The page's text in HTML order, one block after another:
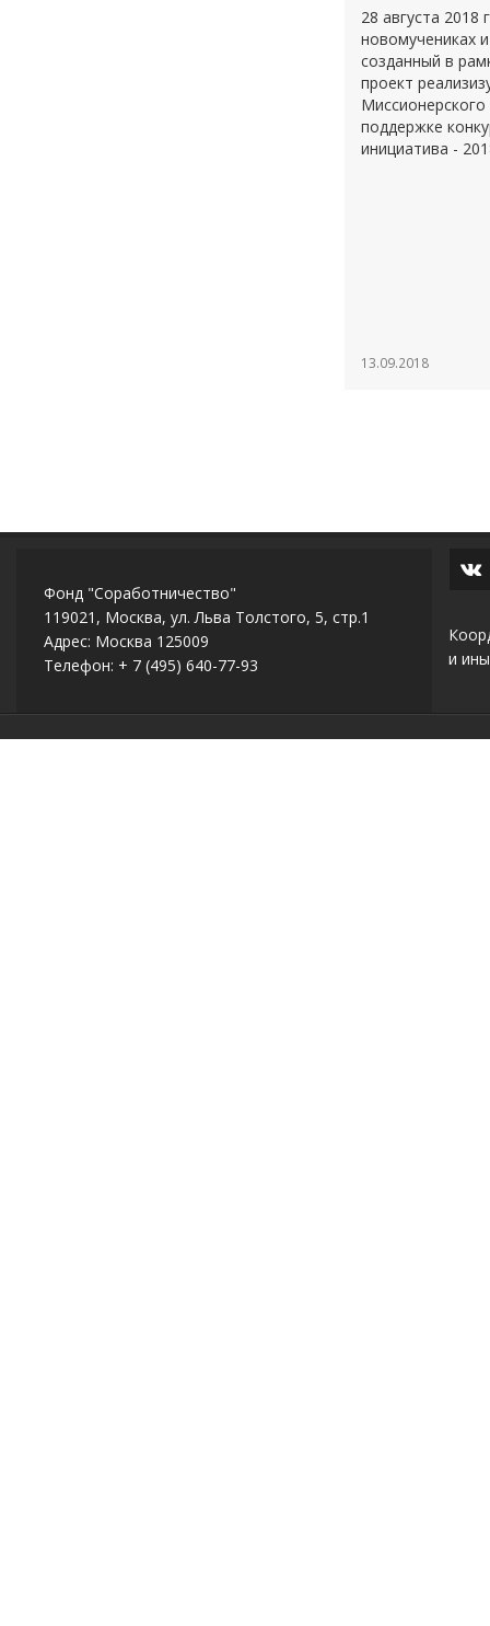
28 августа 2018
новомучениках
созданный в
проект
поддержке
инициатива -
13.09.2018
Фонд "Соработничество"
119021, Москва, ул. Льва Толстого, 5, стр.1
Адрес: Москва 125009
Телефон: + 7 (495) 640-77-93
и